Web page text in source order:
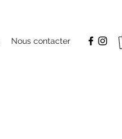
Nous contacter